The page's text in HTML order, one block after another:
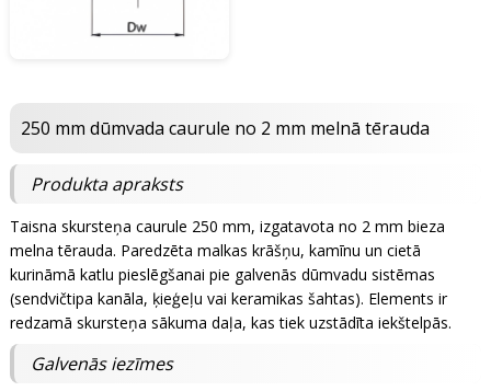
250 mm dūmvada caurule no 2 mm melnā tērauda
Produkta apraksts
Taisna skursteņa caurule 250 mm, izgatavota no 2 mm bieza
melna tērauda. Paredzēta malkas krāšņu, kamīnu un cietā
kurināmā katlu pieslēgšanai pie galvenās dūmvadu sistēmas
(sendvičtipa kanāla, ķieģeļu vai keramikas šahtas). Elements ir
redzamā skursteņa sākuma daļa, kas tiek uzstādīta iekštelpās.
Galvenās iezīmes